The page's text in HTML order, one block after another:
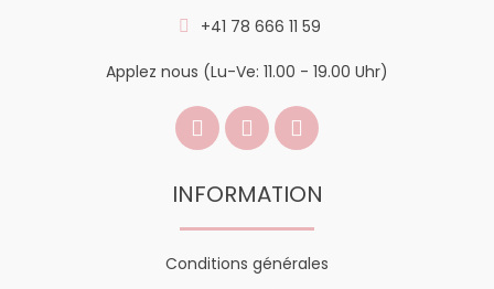
+41 78 666 11 59
Applez nous (Lu-Ve: 11.00 - 19.00 Uhr)
INFORMATION
Conditions générales